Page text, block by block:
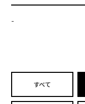
-
すべて